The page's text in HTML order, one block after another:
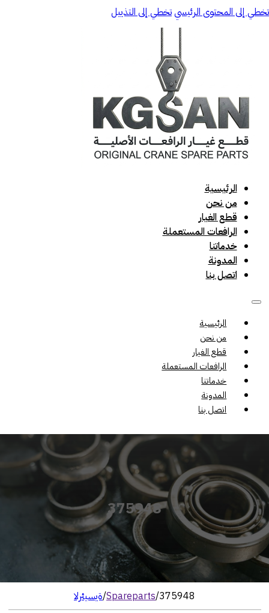
تخطي إلى المحتوى الرئيسيتخطي إلى التذييل
الرئيسية
من نحن
قطع الغيار
الرافعات المستعملة
خدماتنا
المدونة
اتصل بنا
الرئيسية
من نحن
قطع الغيار
الرافعات المستعملة
خدماتنا
المدونة
اتصل بنا
375948
الرئيسية/Spareparts/375948